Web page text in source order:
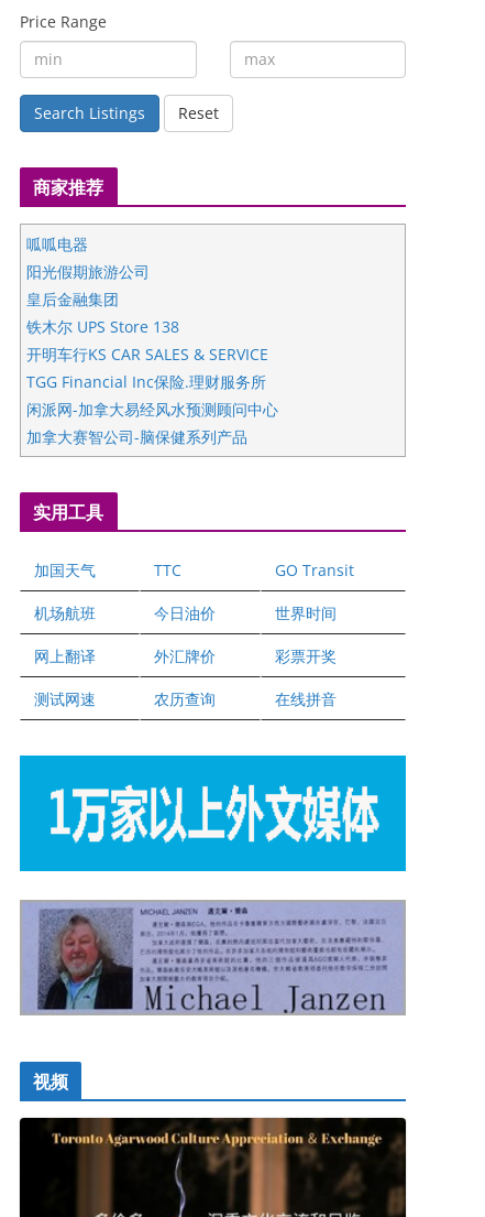
Price Range
Search Listings Reset
商家推荐
呱呱电器
阳光假期旅游公司
皇后金融集团
铁木尔 UPS Store 138
开明车行KS CAR SALES & SERVICE
TGG Financial Inc保险.理财服务所
闲派网-加拿大易经风水预测顾问中心
加拿大赛智公司-脑保健系列产品
五星国艺拍卖及评估公司
国际注册执业营养师公会
爱德华连锁酒店万锦分店
健健宝公司
二十一世纪美联地产公司
全球趋势移民留学
盛达资本
正点印艺设计
实用工具
加国天气 TTC GO Transit
机场航班 今日油价 世界时间
网上翻译 外汇牌价 彩票开奖
测试网速 农历查询 在线拼音
视频